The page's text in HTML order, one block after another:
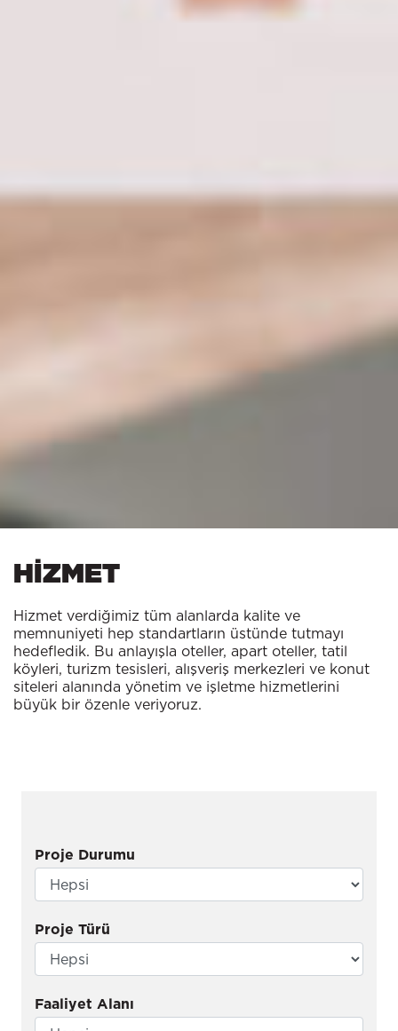
HİZMET
Hizmet verdiğimiz tüm alanlarda kalite ve
memnuniyeti hep standartların üstünde tutmayı
hedefledik. Bu anlayışla oteller, apart oteller, tatil
köyleri, turizm tesisleri, alışveriş merkezleri ve konut
siteleri alanında yönetim ve işletme hizmetlerini
büyük bir özenle veriyoruz.
Proje Durumu
Proje Türü
Faaliyet Alanı